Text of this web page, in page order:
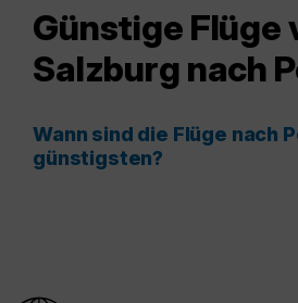
Günstige Flüge
Salzburg nach
Wann sind die Flüge nach
günstigsten?